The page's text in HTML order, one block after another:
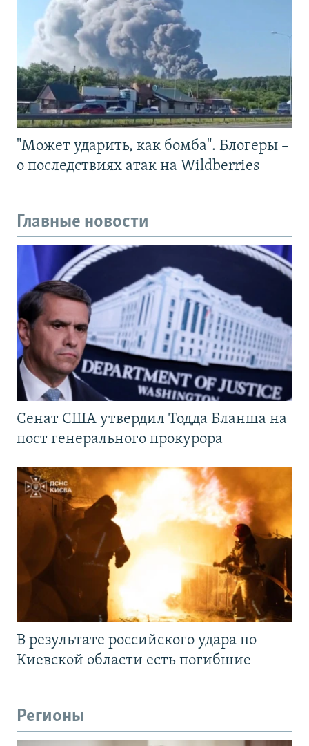
"Может ударить, как бомба". Блогеры –
о последствиях атак на Wildberries
Главные новости
Сенат США утвердил Тодда Бланша на
пост генерального прокурора
В результате российского удара по
Киевской области есть погибшие
Регионы